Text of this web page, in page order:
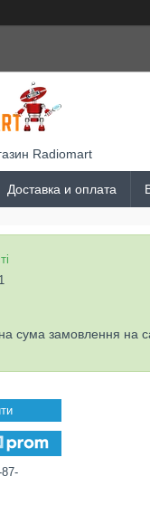
Radiomart
Доставка и оплата
сума замовлення на